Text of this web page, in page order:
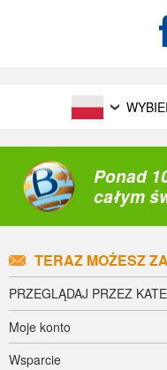
Ponad
całym
TERAZ MOŻESZ
PRZEGLĄDAJ PRZEZ
Moje konto
Wsparcie